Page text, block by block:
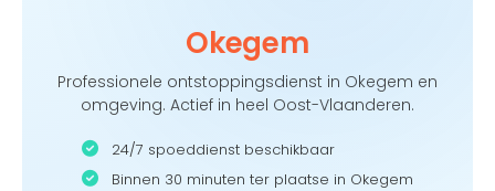
Okegem
Professionele ontstoppingsdienst in Okegem en
omgeving. Actief in heel Oost-Vlaanderen.
24/7 spoeddienst beschikbaar
Binnen 30 minuten ter plaatse in Okegem